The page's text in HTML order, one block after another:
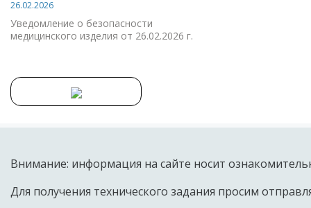
26.02.2026
Уведомление о безопасности
медицинского изделия от 26.02.2026 г.
Внимание: информация на сайте носит
Для получения технического задания просим